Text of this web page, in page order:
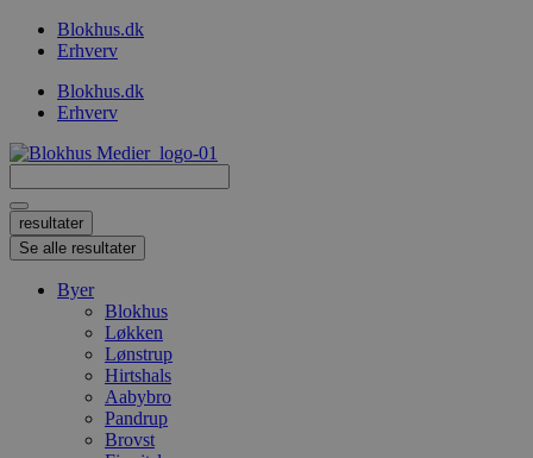
VidereBlokhus.dk
Erhverv
Blokhus.dk
Erhverv
...
resultater
Se alle resultater
Byer
Blokhus
Løkken
Lønstrup
Hirtshals
Aabybro
Pandrup
Brovst